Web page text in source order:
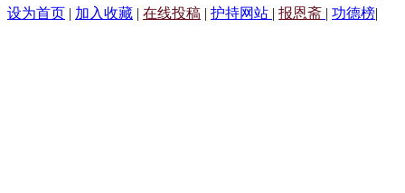
设为首页 | 加入收藏 | 在线投稿 | 护持网站 | 报恩斋 | 功德榜|